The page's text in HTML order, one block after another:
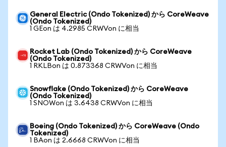
General Electric (Ondo Tokenized) から CoreWeave
(Ondo Tokenized)
1 GEon は 4.2985 CRWVon に相当
Rocket Lab (Ondo Tokenized) から CoreWeave
(Ondo Tokenized)
1 RKLBon は 0.873368 CRWVon に相当
Snowflake (Ondo Tokenized) から CoreWeave
(Ondo Tokenized)
1 SNOWon は 3.6438 CRWVon に相当
Boeing (Ondo Tokenized) から CoreWeave (Ondo
Tokenized)
1 BAon は 2.6668 CRWVon に相当